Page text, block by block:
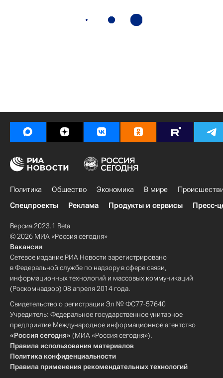
Политика Общество Экономика В мире
Спецпроекты
Реклама Продукты и сервисы Пресс-
Версия 2023.1 Beta
© 2026 МИА «Россия сегодня»
Вакансии
Сетевое издание РИА Новости зарегистрировано
в Федеральной службе по надзору в сфере связи,
информационных технологий и массовых коммуникаций
(Роскомнадзор) 08 апреля 2014 года.
Свидетельство о регистрации Эл № ФС77-57640
Учредитель: Федеральное государственное унитарное
предприятие Международное информационное агентство
«Россия сегодня» (МИА «Россия сегодня»).
Правила использования материалов
Политика конфиденциальности
Правила применения рекомендательных технологий